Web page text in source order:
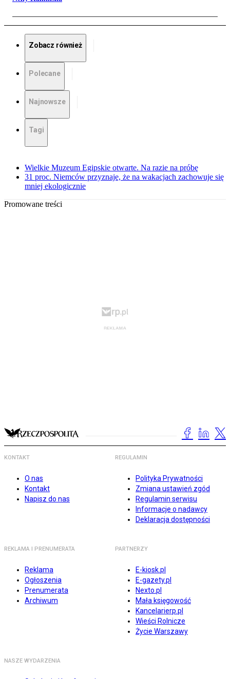
Zobacz również
Polecane
Najnowsze
Tagi
Wielkie Muzeum Egipskie otwarte. Na razie na próbę
31 proc. Niemców przyznaje, że na wakacjach zachowuje się
mniej ekologicznie
Promowane treści
KONTAKT
O nas
Kontakt
Napisz do nas
REGULAMIN
Polityka Prywatności
Zmiana ustawień zgód
Regulamin serwisu
Informacje o nadawcy
Deklaracja dostępności
REKLAMA I PRENUMERATA
Reklama
Ogłoszenia
Prenumerata
Archiwum
PARTNERZY
E-kiosk.pl
E-gazety.pl
Nexto.pl
Mała księgowość
Kancelarierp.pl
Wieści Rolnicze
Życie Warszawy
NASZE WYDARZENIA